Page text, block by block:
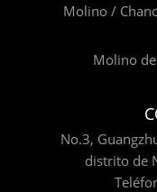
Molino /
Molino
No.3,
distrito de